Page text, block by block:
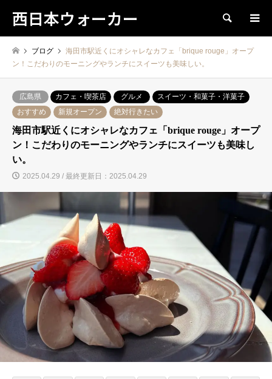
西日本ウォーカー 検索
ブログ
海田市駅近くにオシャレなカフェ「brique rouge」オープ
ン！こだわりのモーニングやランチにスイーツも美味しい。
広島県 カフェ・喫茶店 グルメ
スイーツ・和菓子・洋菓子
おすすめ
新規オープン 絶対行きたい
海田市駅近くにオシャレなカフェ「brique rouge」オープ
ン！こだわりのモーニングやランチにスイーツも美味し
い。
2025.04.29 / 最終更新日：2025.04.29